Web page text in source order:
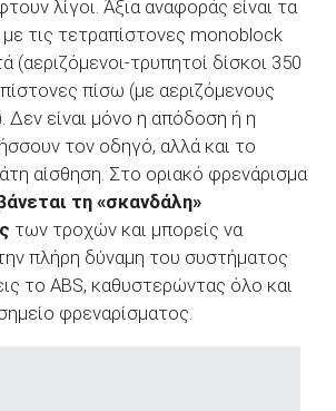
λίγοι. Άξια αναφοράς είναι τα
τις τετραπίστονες monoblock
(αεριζόμενοι-τρυπητοί δίσκοι 350
πίσω (με αεριζόμενους
Δεν είναι μόνο η απόδοση ή η
τον οδηγό, αλλά και το
αίσθηση. Στο οριακό φρενάρισμα
τη «σκανδάλη»
των τροχών και μπορείς να
πλήρη δύναμη του συστήματος
το ABS, καθυστερώντας όλο και
φρεναρίσματος.